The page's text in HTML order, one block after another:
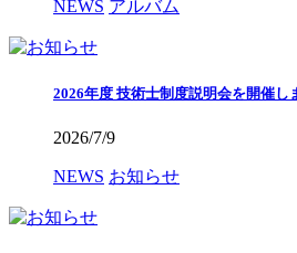
NEWS アルバム
2026年度 技術士制度説明会を開催し
2026/7/9
NEWS お知らせ